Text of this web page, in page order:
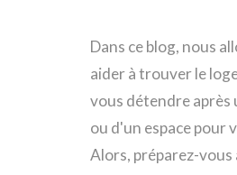
Dans ce blog, nous
aider à trouver le
vous détendre après
ou d'un espace pour
Alors, préparez-vous